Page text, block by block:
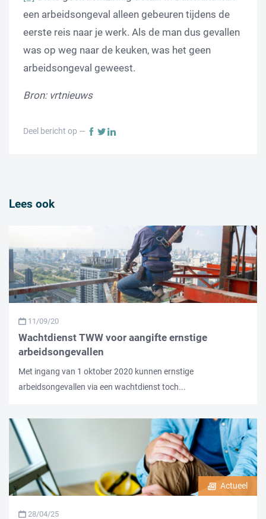
een arbeidsongeval alleen gebeuren tijdens de
eerste reis naar je werk. Als de man dus gevallen
was op weg naar de keuken, was het geen
arbeidsongeval geweest.
Bron: vrtnieuws
Deel bericht op —
Lees ook
11/09/20
Wachtdienst TWW voor aangifte ernstige
arbeidsongevallen
Met ingang van 1 oktober 2020 kunnen ernstige
arbeidsongevallen via een wachtdienst toch...
Actueel
28/04/25